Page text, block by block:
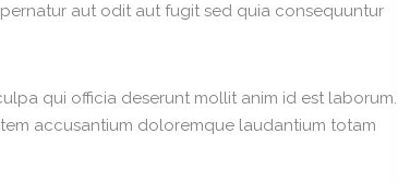
aut odit aut fugit sed quia consequuntur
qui officia deserunt mollit anim id est laborum.
accusantium doloremque laudantium totam